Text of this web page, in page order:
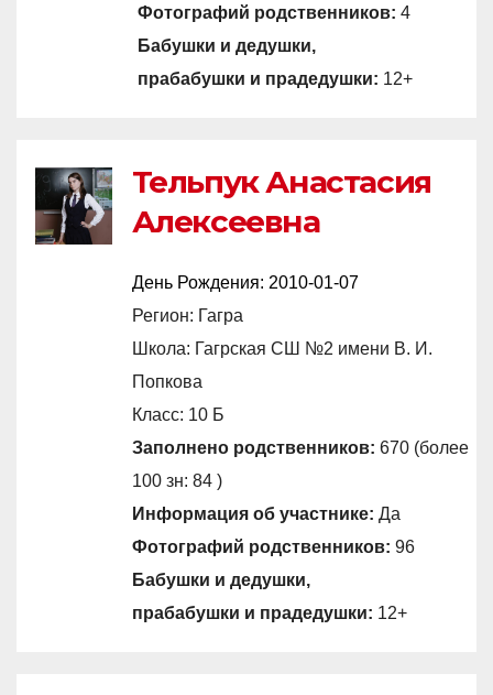
Фотографий родственников: 4
Бабушки и дедушки,
прабабушки и прадедушки: 12+
Тельпук Анастасия
Алексеевна
День Рождения: 2010-01-07
Регион: Гагра
Школа: Гагрская СШ №2 имени В. И.
Попкова
Класс: 10 Б
Заполнено родственников: 670 (более
100 зн: 84 )
Информация об участнике: Да
Фотографий родственников: 96
Бабушки и дедушки,
прабабушки и прадедушки: 12+